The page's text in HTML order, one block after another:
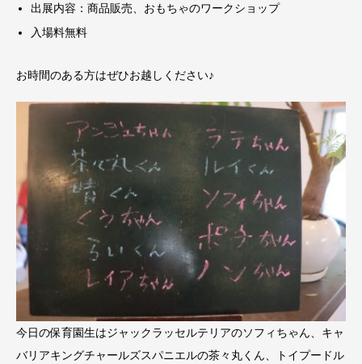
出展内容：商品販売、おもちゃのワークショップ
入場料無料
お時間のある方はぜひお越しください♪
今日の保育園生はジャックラッセルテリアのソフィちゃん、キャ
バリアキングチャールズスパニエルの茶々丸くん、トイプードル